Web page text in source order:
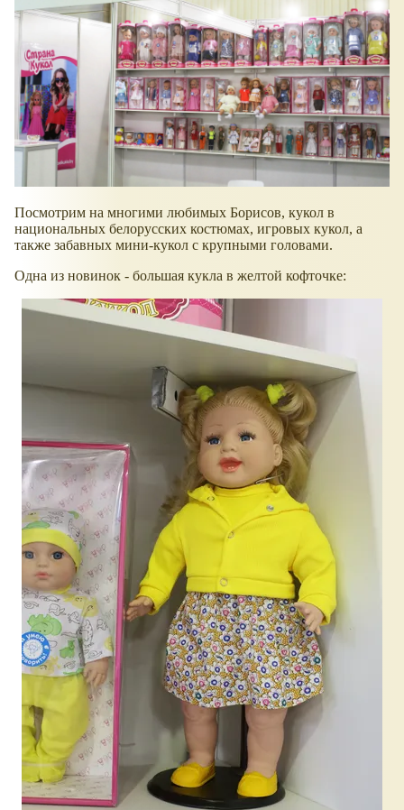
Посмотрим на многими любимых Борисов, кукол в
национальных белорусских костюмах, игровых кукол, а
также забавных мини-кукол с крупными головами.
Одна из новинок - большая кукла в желтой кофточке: